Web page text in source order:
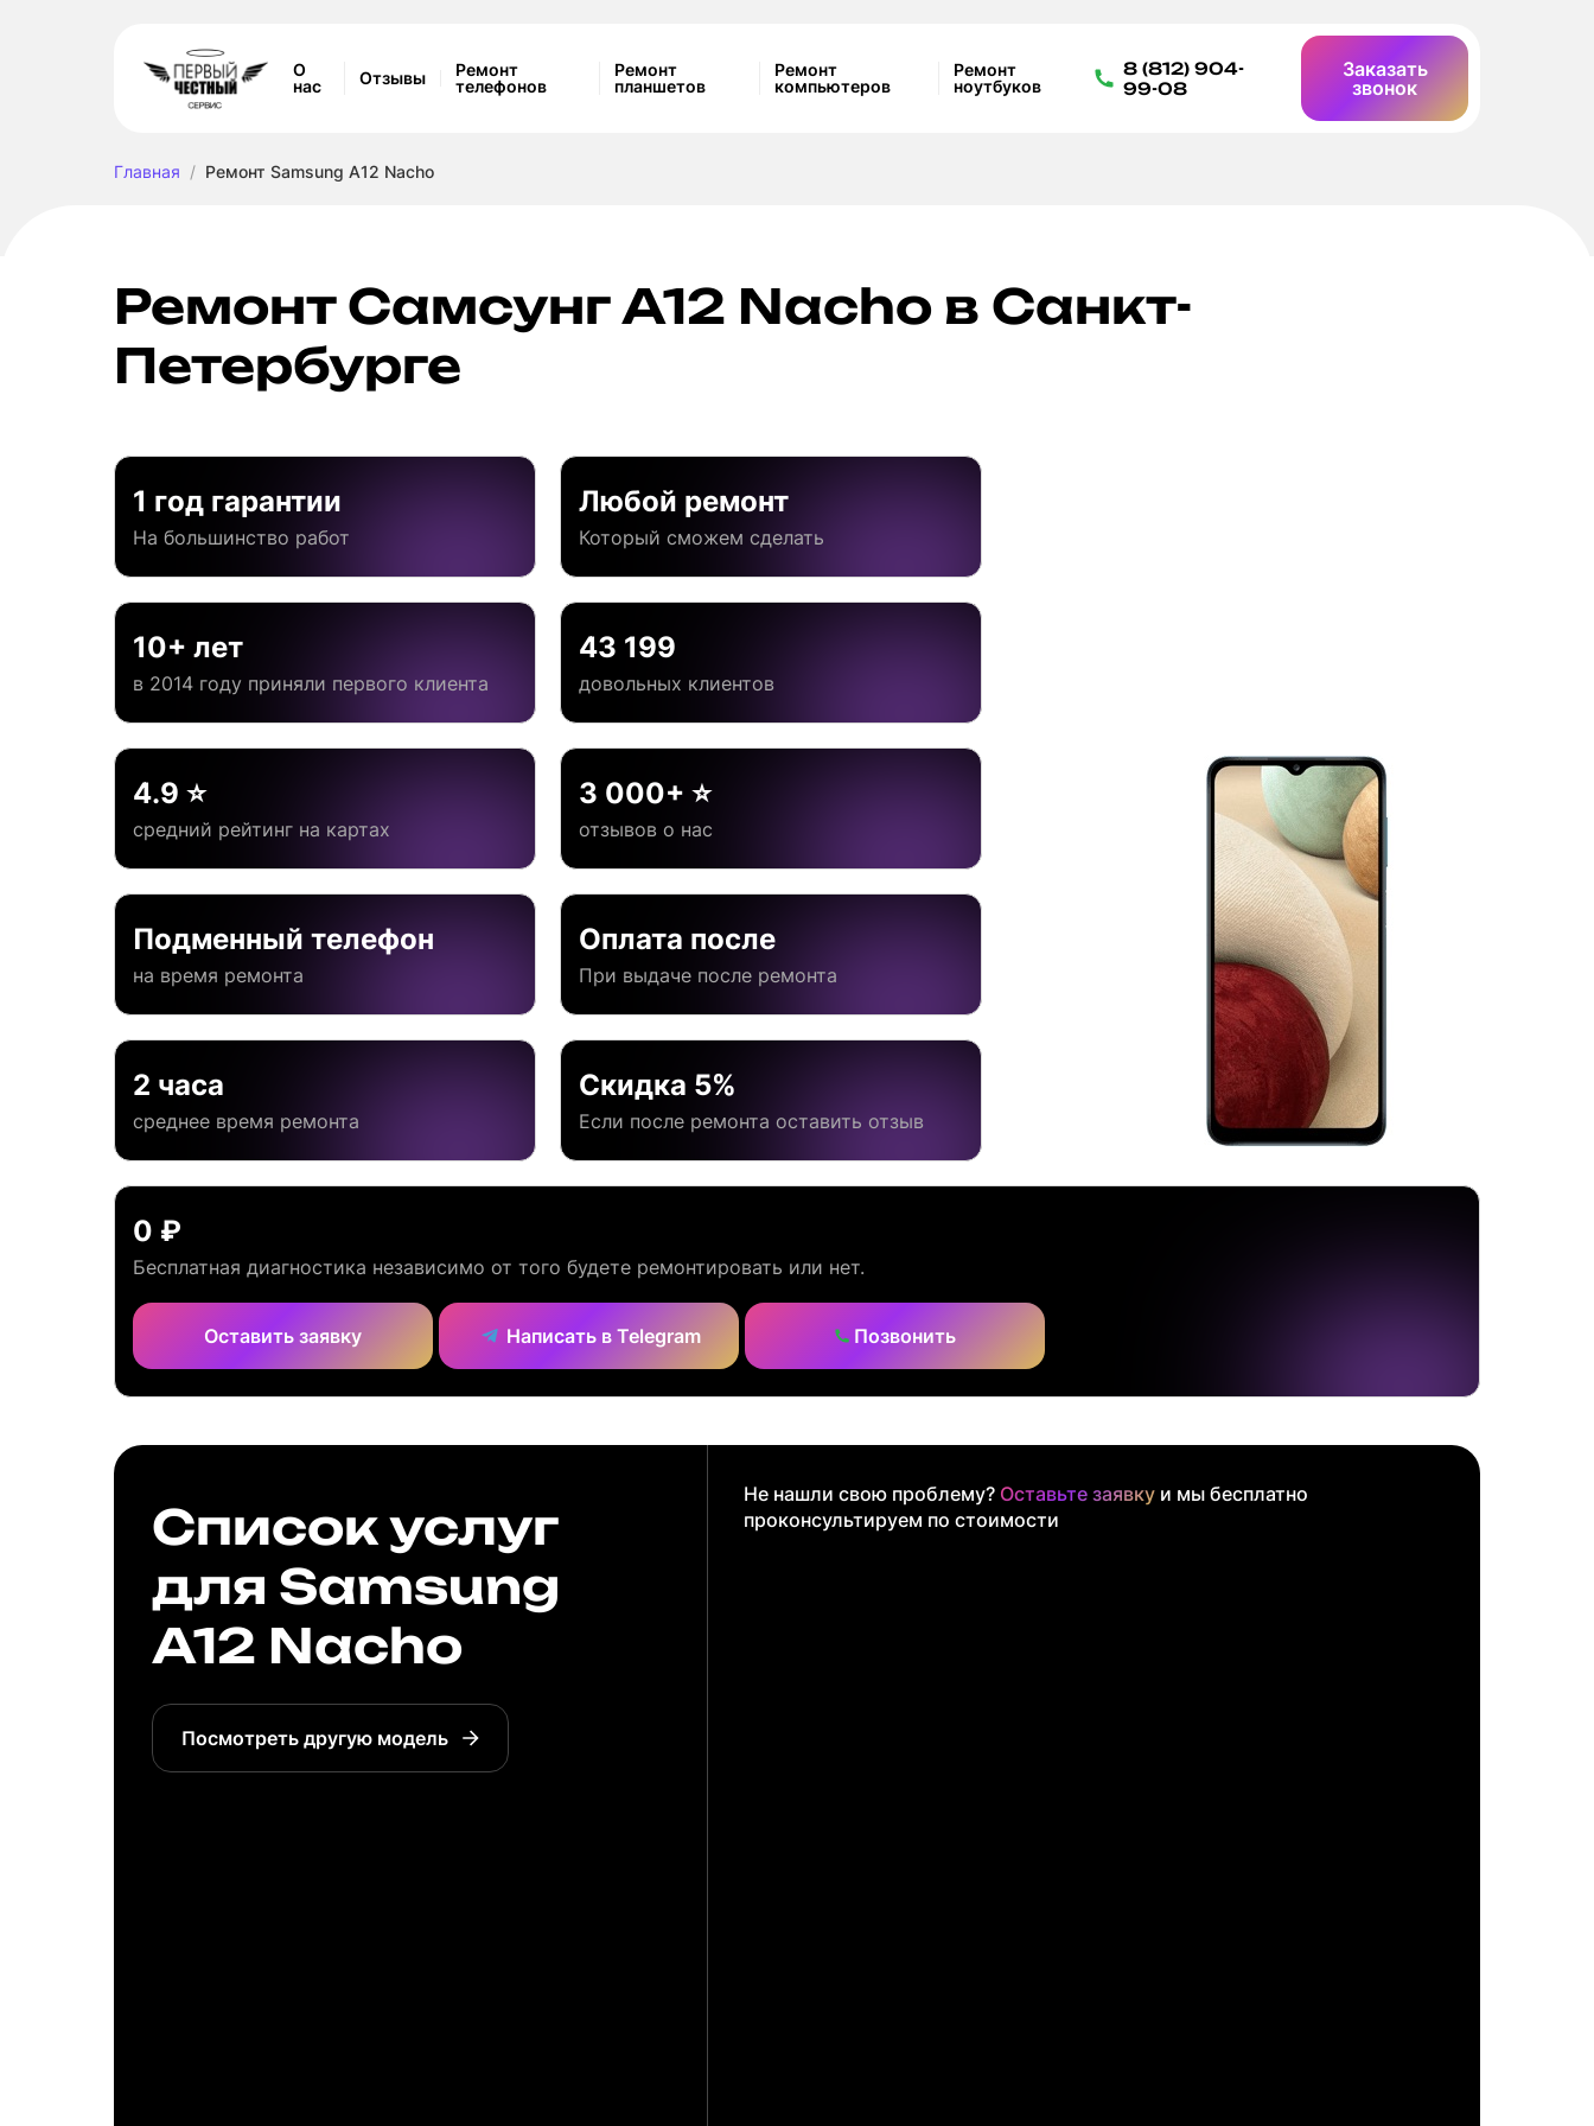
О
нас
Отзывы
Ремонт
телефонов
Ремонт
планшетов
Ремонт
компьютеров
Ремонт
ноутбуков
8 (812) 904-
99-08
Заказать
звонок
Главная Ремонт Samsung A12 Nacho
Ремонт Самсунг A12 Nacho в Санкт-
Петербурге
1 год гарантии
На большинство работ
Любой ремонт
Который сможем сделать
10+ лет
в 2014 году приняли первого клиента
43 199
довольных клиентов
4.9 ⭐
средний рейтинг на картах
3 000+ ⭐
отзывов о нас
Подменный телефон
на время ремонта
Оплата после
При выдаче после ремонта
2 часа
среднее время ремонта
Скидка 5%
Если после ремонта оставить отзыв
0 ₽
Бесплатная диагностика независимо от того будете ремонтировать или нет.
Оставить заявку Написать в Telegram Позвонить
Список услуг
для Samsung
A12 Nacho
Посмотреть другую модель
Не нашли свою проблему? Оставьте заявку и мы бесплатно
проконсультируем по стоимости